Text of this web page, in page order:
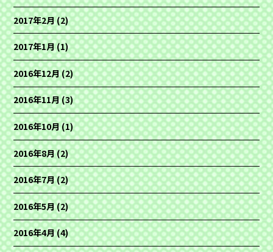
2017年2月(2)
2017年1月(1)
2016年12月(2)
2016年11月(3)
2016年10月(1)
2016年8月(2)
2016年7月(2)
2016年5月(2)
2016年4月(4)